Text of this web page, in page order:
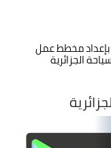
مخطط عمل
الجزائرية